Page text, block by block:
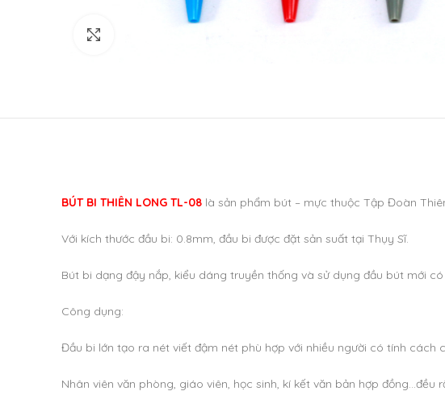
BÚT BI THIÊN LONG TL-08 là sản phẩm bút – mực thuộc Tập Đoàn
Với kích thước đầu bi: 0.8mm, đầu bi được đặt sản suất tại Thụy Sĩ.
Bút bi dạng đậy nắp, kiểu dáng truyền thống và sử dụng đầu bút mới
Công dụng:
Đầu bi lớn tạo ra nét viết đậm nét phù hợp với nhiều người có tính
Nhân viên văn phòng, giáo viên, học sinh, kí kết văn bản hợp